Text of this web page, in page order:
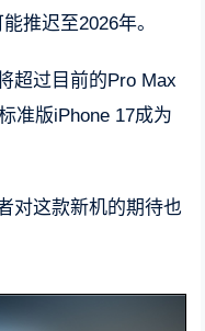
推迟至2026年。
超过目前的Pro Max
准版iPhone 17成为
对这款新机的期待也